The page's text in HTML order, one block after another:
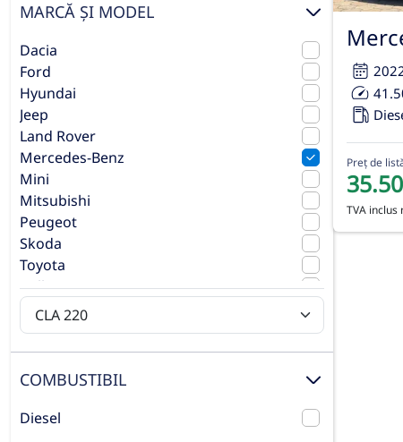
MARCĂ ȘI MODEL
Dacia
Ford
Hyundai
Jeep
Land Rover
Mercedes-Benz
Mini
Mitsubishi
Peugeot
Skoda
Toyota
Volkswagen
Volvo
COMBUSTIBIL
Diesel
Preț de
TVA inclus